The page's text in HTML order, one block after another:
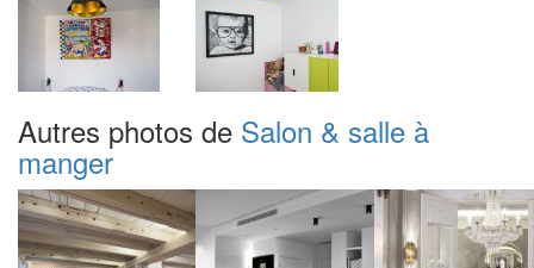
Autres photos de Salon & salle à
manger